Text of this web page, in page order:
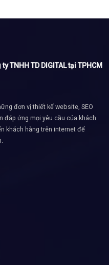
TNHH TD DIGITAL tại TPHCM
đơn vị thiết kế website, SEO
đáp ứng mọi yêu cầu của khách
khách hàng trên internet để